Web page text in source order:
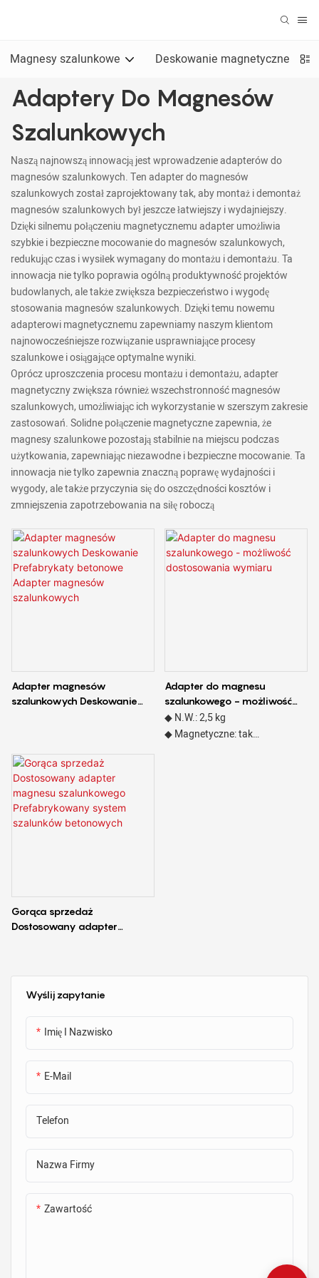
Magnesy szalunkowe Deskowanie magnetyczne
Adaptery Do Magnesów
Szalunkowych
Naszą najnowszą innowacją jest wprowadzenie adapterów do
magnesów szalunkowych. Ten adapter do magnesów
szalunkowych został zaprojektowany tak, aby montaż i demontaż
magnesów szalunkowych był jeszcze łatwiejszy i wydajniejszy.
Dzięki silnemu połączeniu magnetycznemu adapter umożliwia
szybkie i bezpieczne mocowanie do magnesów szalunkowych,
redukując czas i wysiłek wymagany do montażu i demontażu. Ta
innowacja nie tylko poprawia ogólną produktywność projektów
budowlanych, ale także zwiększa bezpieczeństwo i wygodę
stosowania magnesów szalunkowych. Dzięki temu nowemu
adapterowi magnetycznemu zapewniamy naszym klientom
najnowocześniejsze rozwiązanie usprawniające procesy
szalunkowe i osiągające optymalne wyniki.
Oprócz uproszczenia procesu montażu i demontażu, adapter
magnetyczny zwiększa również wszechstronność magnesów
szalunkowych, umożliwiając ich wykorzystanie w szerszym zakresie
zastosowań. Solidne połączenie magnetyczne zapewnia, że ​​
magnesy szalunkowe pozostają stabilnie na miejscu podczas
użytkowania, zapewniając niezawodne i bezpieczne mocowanie. Ta
innowacja nie tylko zapewnia znaczną poprawę wydajności i
wygody, ale także przyczynia się do oszczędności kosztów i
zmniejszenia zapotrzebowania na siłę roboczą
Wyślij zapytanie
Imię I Nazwisko
E-Mail
Telefon
Nazwa Firmy
Zawartość
Adapter magnesów
szalunkowych Deskowanie
Adapter do magnesu
szalunkowego - możliwość
dostosowania wymiaru
◆ N.W.: 2,5 kg
◆ Magnetyczne: tak
Gorąca sprzedaż
Dostosowany adapter